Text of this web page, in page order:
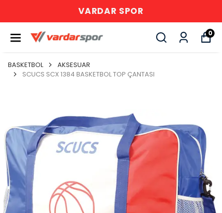
VARDAR SPOR
0
BASKETBOL
AKSESUAR
SCUCS SCX 1384 BASKETBOL TOP ÇANTASI